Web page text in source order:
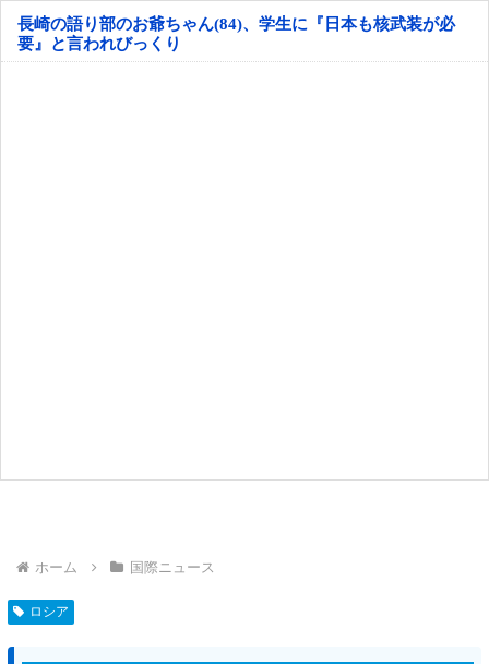
長崎の語り部のお爺ちゃん(84)、学生に『日本も核武装が必
要』と言われびっくり
ホーム 国際ニュース
ロシア